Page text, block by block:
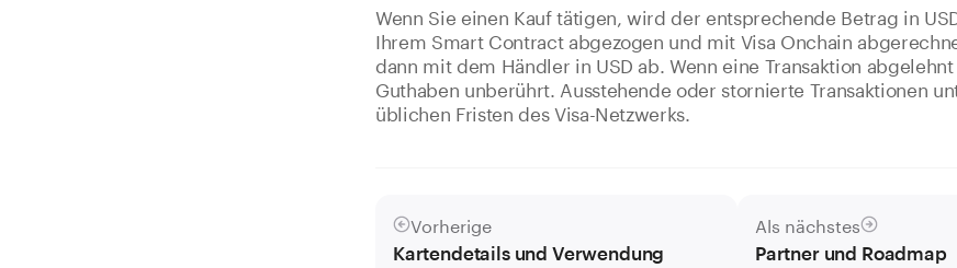
Wenn Sie einen Kauf tätigen, wird der entsprechende Betrag in
Ihrem Smart Contract abgezogen und mit Visa Onchain
dann mit dem Händler in USD ab. Wenn eine Transaktion
Guthaben unberührt. Ausstehende oder stornierte Transaktionen
üblichen Fristen des Visa-Netzwerks.
Vorherige
Kartendetails und Verwendung
Als nächstes
Partner und Roadmap